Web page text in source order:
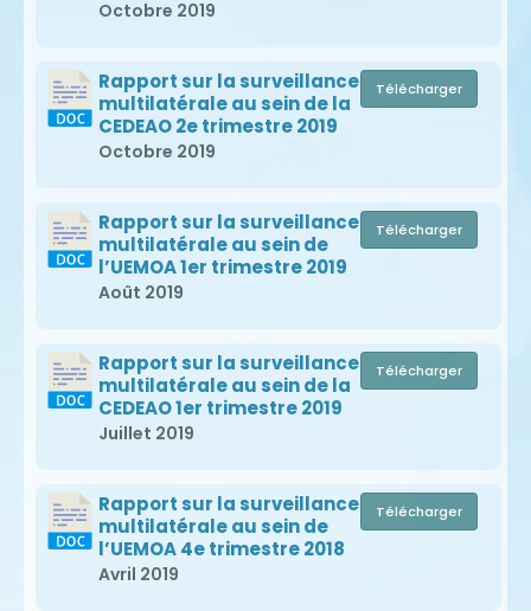
Octobre 2019
Rapport sur la surveillance
multilatérale au sein de la
CEDEAO 2e trimestre 2019
Octobre 2019
Télécharger
Rapport sur la surveillance
multilatérale au sein de
l’UEMOA 1er trimestre 2019
Août 2019
Télécharger
Rapport sur la surveillance
multilatérale au sein de la
CEDEAO 1er trimestre 2019
Juillet 2019
Télécharger
Rapport sur la surveillance
multilatérale au sein de
l’UEMOA 4e trimestre 2018
Avril 2019
Télécharger